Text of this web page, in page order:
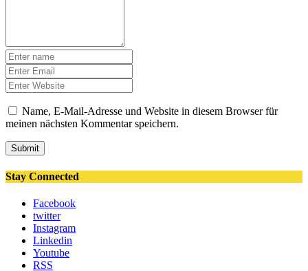
Name, E-Mail-Adresse und Website in diesem Browser für
meinen nächsten Kommentar speichern.
Submit
Stay Connected
Facebook
twitter
Instagram
Linkedin
Youtube
RSS